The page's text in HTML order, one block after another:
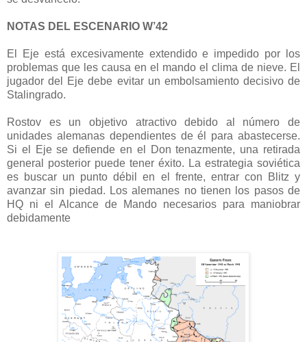
NOTAS DEL ESCENARIO W’42
El Eje está excesivamente extendido e impedido por los
problemas que les causa en el mando el clima de nieve. El
jugador del Eje debe evitar un embolsamiento decisivo de
Stalingrado.
Rostov es un objetivo atractivo debido al número de
unidades alemanas dependientes de él para abastecerse.
Si el Eje se defiende en el Don tenazmente, una retirada
general posterior puede tener éxito. La estrategia soviética
es buscar un punto débil en el frente, entrar con Blitz y
avanzar sin piedad. Los alemanes no tienen los pasos de
HQ ni el Alcance de Mando necesarios para maniobrar
debidamente